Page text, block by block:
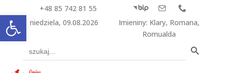
Otwórz pasek narzędzi
+48 85 742 81 55   
niedziela, 09.08.2026 Imieniny: Klary, Romana,
Romualda
for: